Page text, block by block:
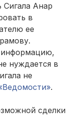
Сигала Анар
в
ее
нуждается в
не
.
сделки